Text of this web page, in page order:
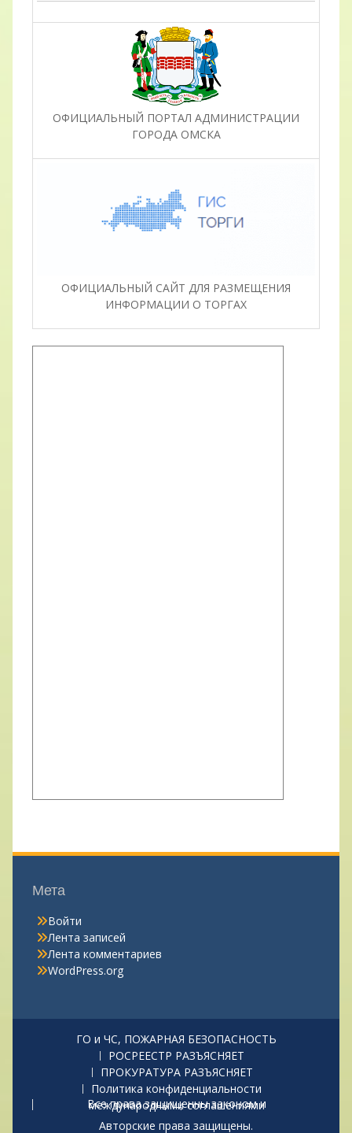
ОФИЦИАЛЬНЫЙ ПОРТАЛ АДМИНИСТРАЦИИ
ГОРОДА ОМСКА
ОФИЦИАЛЬНЫЙ САЙТ ДЛЯ РАЗМЕЩЕНИЯ
ИНФОРМАЦИИ О ТОРГАХ
Мета
Войти
Лента записей
Лента комментариев
WordPress.org
ГО и ЧС, ПОЖАРНАЯ БЕЗОПАСНОСТЬ
РОСРЕЕСТР РАЗЪЯСНЯЕТ
ПРОКУРАТУРА РАЗЪЯСНЯЕТ
Политика конфиденциальности
Все права защищенны законом и международными соглашениями
Авторские права защищены.